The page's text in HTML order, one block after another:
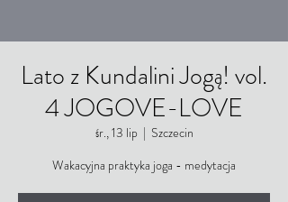
Lato z Kundalini Jogą! vol.
4 JOGOVE-LOVE
śr., 13 lip
  |
Szczecin
Wakacyjna praktyka joga - medytacja